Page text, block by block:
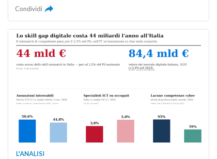
Condividi
L'ANALISI